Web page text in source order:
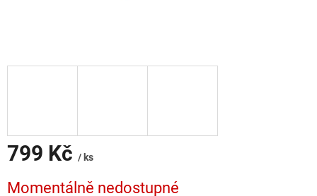
799 Kč / ks
cena:
Momentálně nedostupné